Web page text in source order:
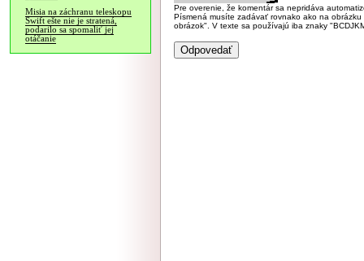
Misia na záchranu teleskopu
Swift ešte nie je stratená,
podarilo sa spomaliť jej
otáčanie
Pre overenie, že komentár sa nepridáva
Písmená musíte zadávať rovnako ako na
obrázok". V texte sa používajú iba znaky